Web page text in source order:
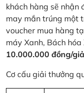
khách hàng sẽ nhận
may mắn trúng một
voucher mua hàng
máy Xanh, Bách
10.000.000 đồng/
Cơ cấu giải thưởng